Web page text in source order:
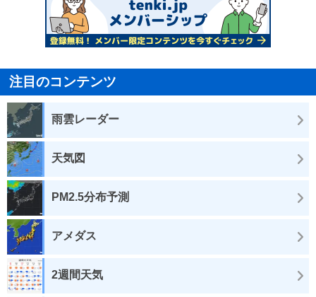
注目のコンテンツ
雨雲レーダー
天気図
PM2.5分布予測
アメダス
2週間天気